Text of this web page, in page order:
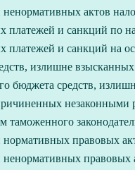
актов
платежей и санкций по
платежей и санкций на
излишне
бюджета средств,
незаконными
правовых
правовых